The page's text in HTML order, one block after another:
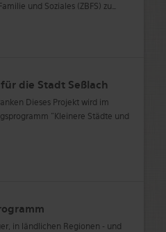
und Soziales (ZBFS) zu
die Stadt Seßlach
Dieses Projekt wird im
"Kleinere Städte und
in ländlichen Regionen - und